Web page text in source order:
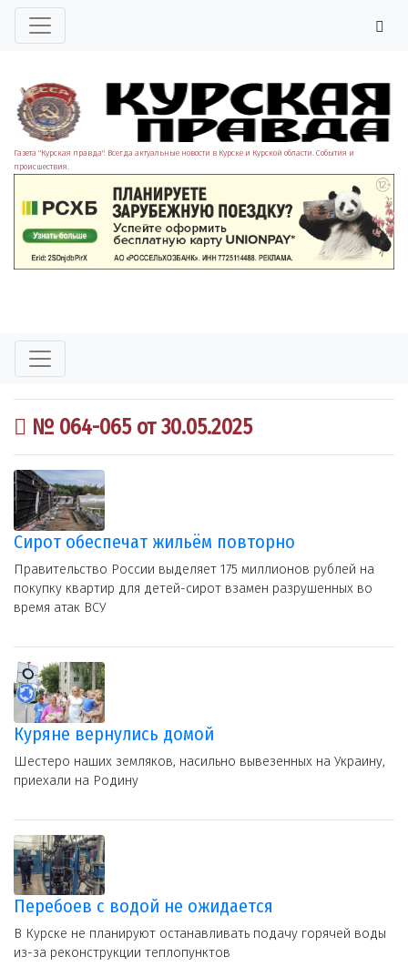
Газета "Курская правда". Всегда актуальные новости в Курске и Курской области. События и
происшествия.
№ 064-065 от 30.05.2025
Сирот обеспечат жильём повторно
Правительство России выделяет 175 миллионов рублей на
покупку квартир для детей-сирот взамен разрушенных во
время атак ВСУ
Куряне вернулись домой
Шестеро наших земляков, насильно вывезенных на Украину,
приехали на Родину
Перебоев с водой не ожидается
В Курске не планируют останавливать подачу горячей воды
из-за реконструкции теплопунктов